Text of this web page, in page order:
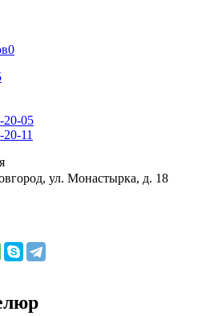
0
20-05
11
ул. Монастырка, д. 18